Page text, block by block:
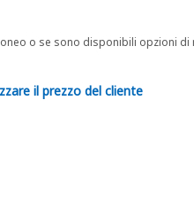
o se sono disponibili opzioni di
il prezzo del cliente